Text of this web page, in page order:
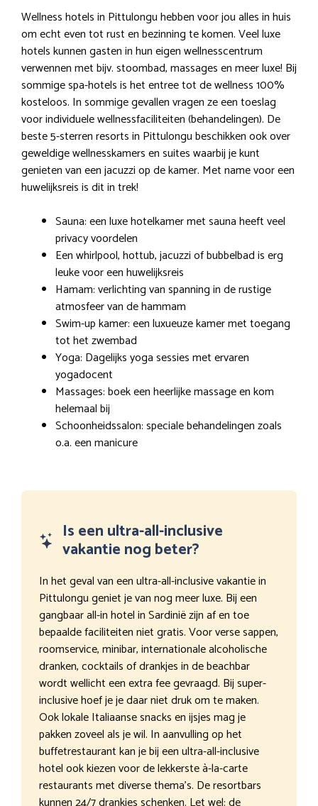
Wellness hotels in Pittulongu hebben voor jou alles in huis
om echt even tot rust en bezinning te komen. Veel luxe
hotels kunnen gasten in hun eigen wellnesscentrum
verwennen met bijv. stoombad, massages en meer luxe! Bij
sommige spa-hotels is het entree tot de wellness 100%
kosteloos. In sommige gevallen vragen ze een toeslag
voor individuele wellnessfaciliteiten (behandelingen). De
beste 5-sterren resorts in Pittulongu beschikken ook over
geweldige wellnesskamers en suites waarbij je kunt
genieten van een jacuzzi op de kamer. Met name voor een
huwelijksreis is dit in trek!
Sauna: een luxe hotelkamer met sauna heeft veel
privacy voordelen
Een whirlpool, hottub, jacuzzi of bubbelbad is erg
leuke voor een huwelijksreis
Hamam: verlichting van spanning in de rustige
atmosfeer van de hammam
Swim-up kamer: een luxueuze kamer met toegang
tot het zwembad
Yoga: Dagelijks yoga sessies met ervaren
yogadocent
Massages: boek een heerlijke massage en kom
helemaal bij
Schoonheidssalon: speciale behandelingen zoals
o.a. een manicure
Is een ultra-all-inclusive
vakantie nog beter?
In het geval van een ultra-all-inclusive vakantie in
Pittulongu geniet je van nog meer luxe. Bij een
gangbaar all-in hotel in Sardinië zijn af en toe
bepaalde faciliteiten niet gratis. Voor verse sappen,
roomservice, minibar, internationale alcoholische
dranken, cocktails of drankjes in de beachbar
wordt wellicht een extra fee gevraagd. Bij super-
inclusive hoef je je daar niet druk om te maken.
Ook lokale Italiaanse snacks en ijsjes mag je
pakken zoveel als je wil. In aanvulling op het
buffetrestaurant kan je bij een ultra-all-inclusive
hotel ook kiezen voor de lekkerste à-la-carte
restaurants met diverse thema’s. De resortbars